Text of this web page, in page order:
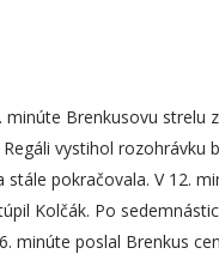
Brenkusovu
vystihol
pokračovala. V 12.
Kolčák. Po
minúte poslal Brenkus